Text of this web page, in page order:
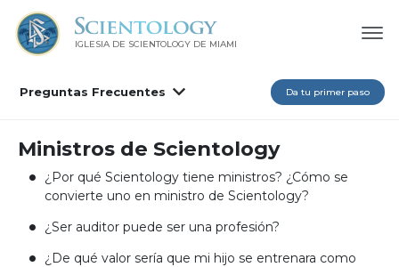
IGLESIA DE SCIENTOLOGY DE MIAMI
Preguntas Frecuentes Da tu primer paso
Ministros de Scientology
¿Por qué Scientology tiene ministros? ¿Cómo se
convierte uno en ministro de Scientology?
¿Ser auditor puede ser una profesión?
¿De qué valor sería que mi hijo se entrenara como